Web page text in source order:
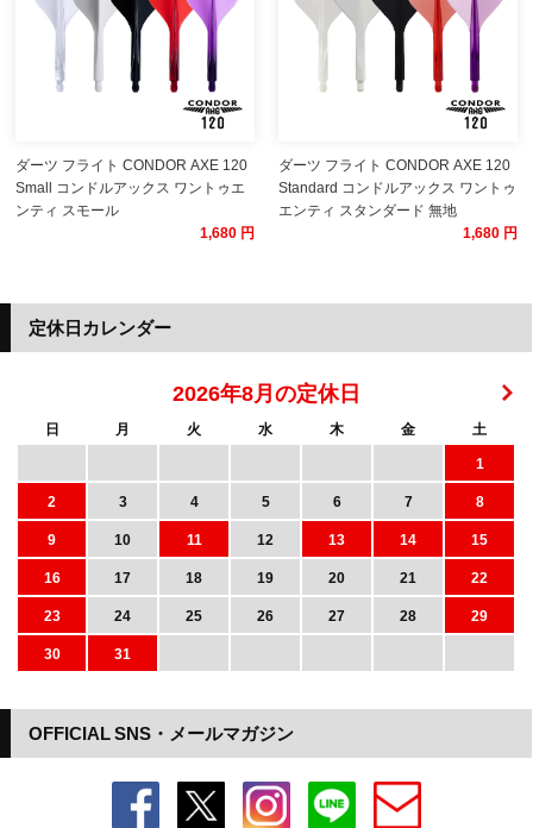
ダーツ フライト CONDOR AXE 120
Small コンドルアックス ワントゥエ
ンティ スモール
1,680 円
ダーツ フライト CONDOR AXE 120
Standard コンドルアックス ワントゥ
エンティ スタンダード 無地
1,680 円
OFFICIAL SNS・メールマガジン
定休日カレンダー
2026年8月の定休日
日 月 火 水 木 金
土
1
2
3 4 5 6 7
8
9
10 11 12 13 14
15
16
17 18 19 20 21
22
23
24 25 26 27 28
29
30
31